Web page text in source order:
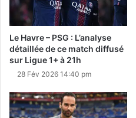
Le Havre – PSG : L’analyse
détaillée de ce match diffusé
sur Ligue 1+ à 21h
28 Fév 2026 14:40 pm